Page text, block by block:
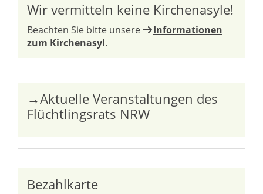
Wir vermitteln keine Kirchenasyle!
Beachten Sie bitte unsere
Informationen
zum Kirchenasyl.
→Aktuelle Veranstaltungen des
Flüchtlingsrats NRW
Bezahlkarte